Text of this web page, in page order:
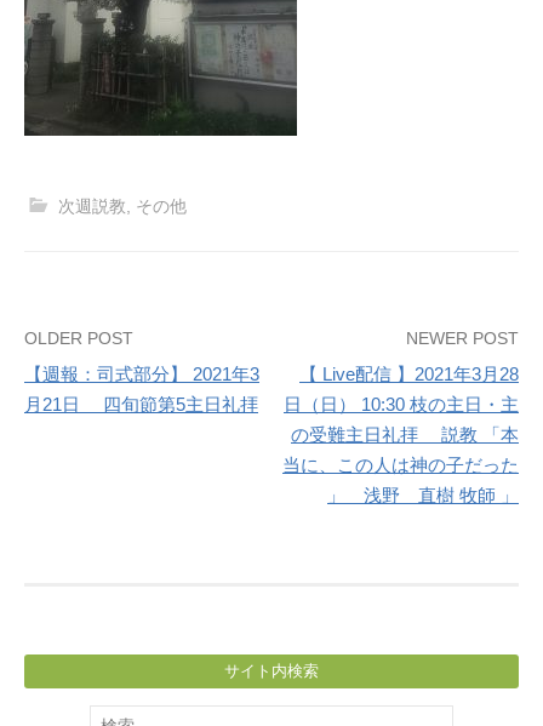
次週説教 その他
Post
navigation
OLDER POST
【週報：司式部分】 2021年3
月21日 四旬節第5主日礼拝
NEWER POST
【 Live配信 】2021年3月28
日（日） 10:30 枝の主日・主
の受難主日礼拝 説教 「本
当に、この人は神の子だった
」 浅野 直樹 牧師 」
サイト内検索
検